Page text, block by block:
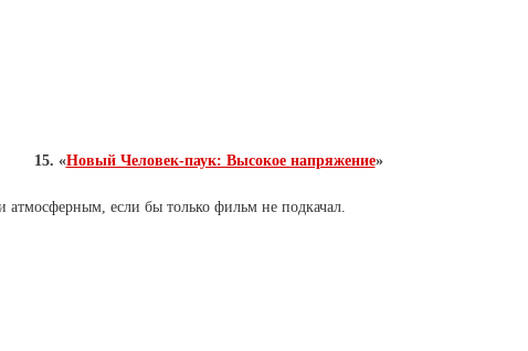
15. «Новый Человек-паук: Высокое напряжение»
атмосферным, если бы только фильм не подкачал.